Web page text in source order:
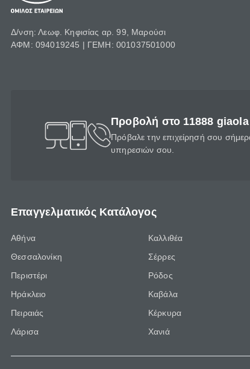
Δ/νση: Λεωφ. Κηφισίας αρ. 99, Μαρούσι
ΑΦΜ: 094019245 | ΓΕΜΗ: 001037501000
Προβολή στο 11888 giaola
Πρόβαλε την επιχείρησή σου
υπηρεσιών σου.
Επαγγελματικός Κατάλογος
Αθήνα
Θεσσαλονίκη
Περιστέρι
Ηράκλειο
Πειραιάς
Λάρισα
Καλλιθέα
Σέρρες
Ρόδος
Καβάλα
Κέρκυρα
Χανιά